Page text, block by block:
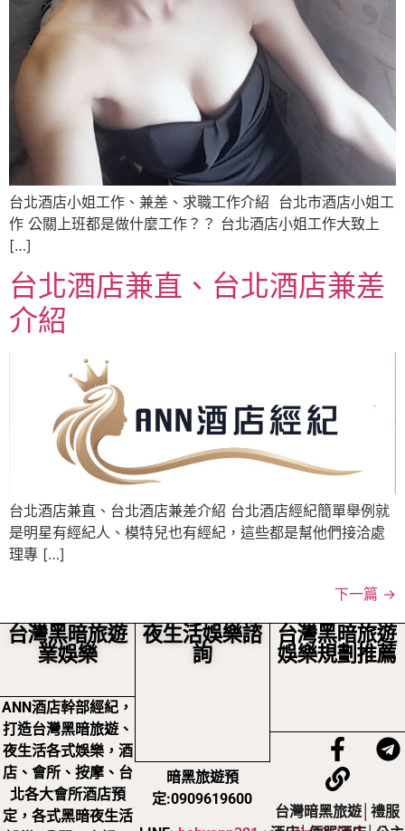
台北酒店小姐工作、兼差、求職工作介紹 台北市酒店小姐工
作 公關上班都是做什麼工作？？ 台北酒店小姐工作大致上
[…]
台北酒店兼直、台北酒店兼差
介紹
台北酒店兼直、台北酒店兼差介紹 台北酒店經紀簡單舉例就
是明星有經紀人、模特兒也有經紀，這些都是幫他們接洽處
理專 […]
下一篇 →
台灣黑暗旅遊
業娛樂
ANN酒店幹部經紀，
打造台灣黑暗旅遊、
夜生活各式娛樂，酒
店、會所、按摩、台
北各大會所酒店預
定，各式黑暗夜生活
夜生活娛樂諮
詢
暗黑旅遊預
定:0909619600
台灣黑暗旅遊
娛樂規劃推薦
台灣暗黑旅遊│禮服